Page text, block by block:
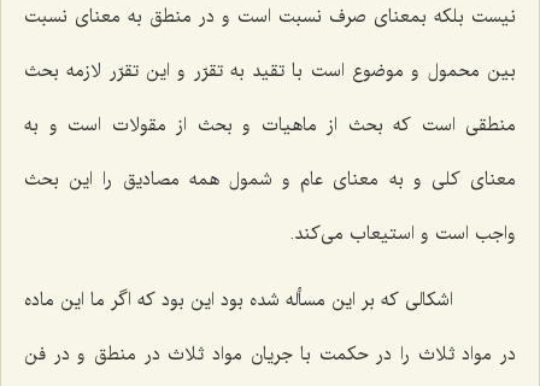
نیست بلكه بمعناى صرف نسبت است و در منطق به معناى نسبت
بین محمول و موضوع است با تقید به تقرّر و این تقرّر لازمه بحث
منطقى است كه بحث از ماهیات و بحث از مقولات است و به
معناى كلى و به معناى عام و شمول همه مصادیق را این بحث
واجب است و استیعاب مى‌كند.
اشكالى كه بر این مسأله شده بود این بود كه اگر ما این ماده
در مواد ثلاث را در حكمت با جریان مواد ثلاث در منطق و در فن